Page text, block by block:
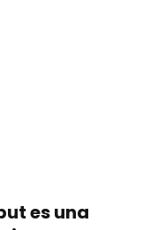
es una